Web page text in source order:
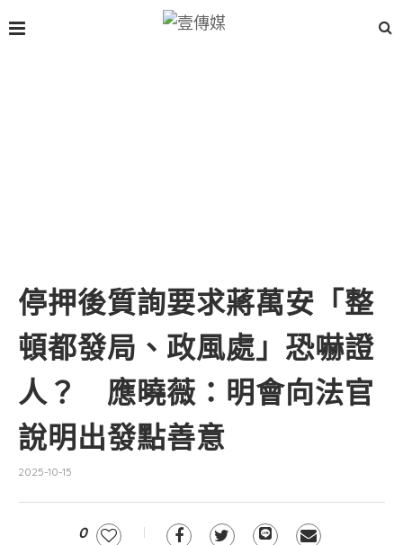
停押後質詢要求蔣萬安「整
頓都發局、政風處」恐嚇證
人？ 應曉薇：明會向法官
說明出發點善意
2025-10-15
0